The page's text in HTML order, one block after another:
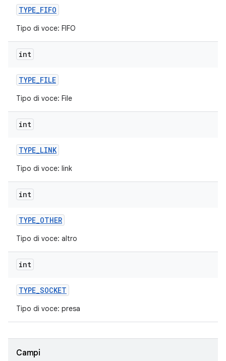
TYPE_FIFO
Tipo di voce: FIFO
int
TYPE_FILE
Tipo di voce: File
int
TYPE_LINK
Tipo di voce: link
int
TYPE_OTHER
Tipo di voce: altro
int
TYPE_SOCKET
Tipo di voce: presa
Campi